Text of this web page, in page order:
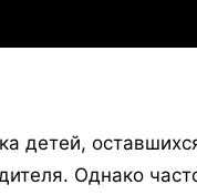
детей,
Однако